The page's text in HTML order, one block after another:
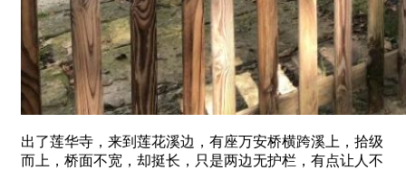
出了莲华寺，来到莲花溪边，有座万安桥横跨溪上，拾级
而上，桥面不宽，却挺长，只是两边无护栏，有点让人不